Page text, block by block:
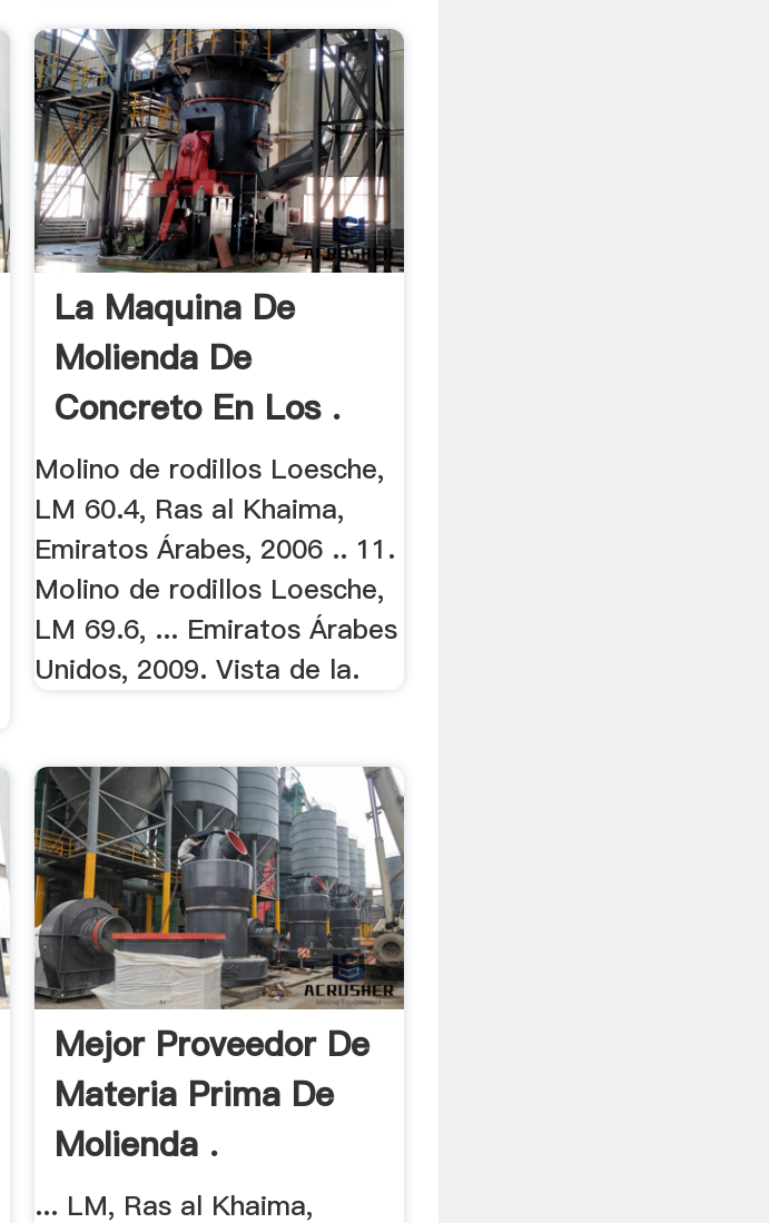
La Maquina De
Molienda De
Concreto En Los .
Molino de rodillos Loesche,
LM 60.4, Ras al Khaima,
Emiratos Árabes, 2006 .. 11.
Molino de rodillos Loesche,
LM 69.6, ... Emiratos Árabes
Unidos, 2009. Vista de la.
Mejor Proveedor De
Materia Prima De
Molienda .
... LM, Ras al Khaima,